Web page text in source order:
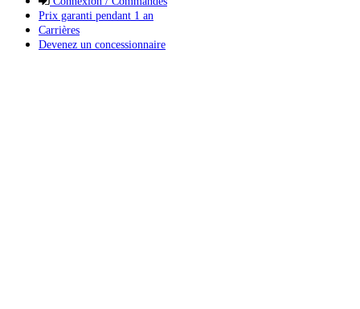
Prix garanti pendant 1 an
Carrières
Devenez un concessionnaire